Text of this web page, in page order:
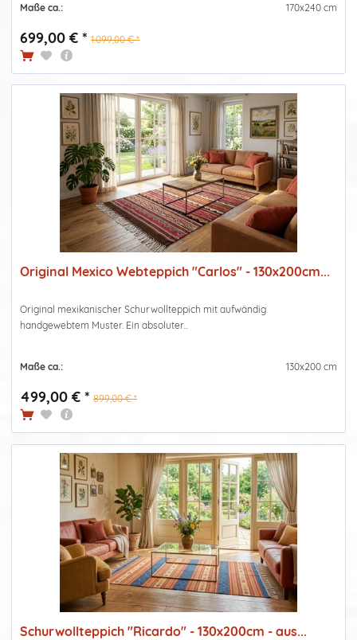
Maße ca.: 170x240 cm
699,00 € * 1.099,00 € *
Original Mexico Webteppich "Carlos" - 130x200cm...
Original mexikanischer Schurwollteppich mit aufwändig
handgewebtem Muster. Ein absoluter...
Maße ca.: 130x200 cm
499,00 € * 899,00 € *
Schurwollteppich "Ricardo" - 130x200cm - aus...